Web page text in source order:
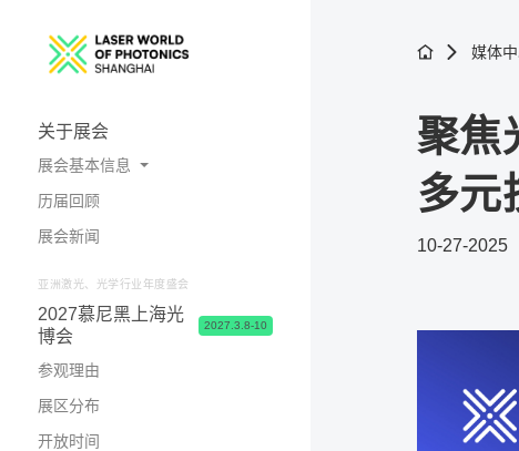
关于展会
展会基本信息
展会概况
照片与视频
历届回顾
展会新闻
亚洲激光、光学行业年度盛会
2027慕尼黑上海光
博会
2027.3.8-10
参观理由
展区分布
开放时间
媒体
聚焦
多元
10-27-2025